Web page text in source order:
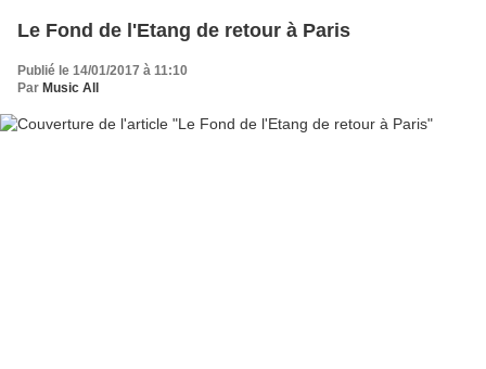
Le Fond de l'Etang de retour à Paris
Publié le 14/01/2017 à 11:10
Par Music All